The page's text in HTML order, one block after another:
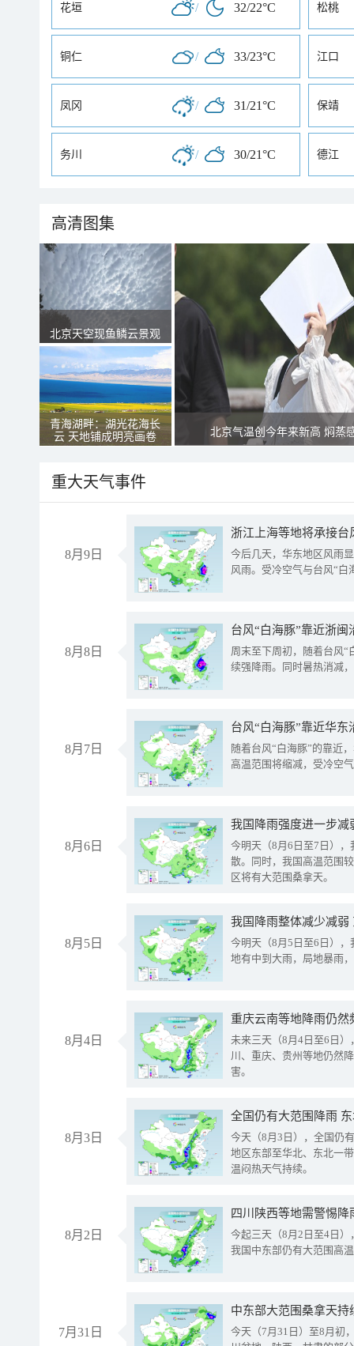
花垣 / 32/22°C 松桃
铜仁 / 33/23°C 江口
凤冈 / 31/21°C 保靖
务川 / 30/21°C 德江
高清图集
北京天空现鱼鳞云景观
青海湖畔：湖光花海长
云 天地铺成明亮画卷
北京气温创今年来新高 焖蒸
重大天气事件
8月9日
浙江上海等地将承接台
今后几天，华东地区风雨
风雨。受冷空气与台风“白
8月8日
台风“白海豚”靠近浙
周末至下周初，随着台风“
续强降雨。同时暑热消减
8月7日
台风“白海豚”靠近华
随着台风“白海豚”的靠近
高温范围将缩减，受冷空
8月6日
今明天（8月6日至7日）
散。同时，我国高温范围
区将有大范围桑拿天。
8月5日
我国降雨整体减少减弱
今明天（8月5日至6日）
地有中到大雨，局地暴雨
8月4日
重庆云南等地降雨仍然
未来三天（8月4日至6日
川、重庆、贵州等地仍然
害。
8月3日
全国仍有大范围降雨
今天（8月3日），全国仍
地区东部至华北、东北一
温闷热天气持续。
8月2日
今起三天（8月2日至4日
我国中东部仍有大范围高
7月31日
中东部大范围桑拿天
今天（7月31日）至8月初